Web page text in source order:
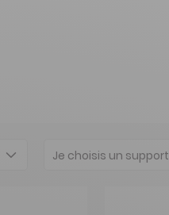
Je choisis un support